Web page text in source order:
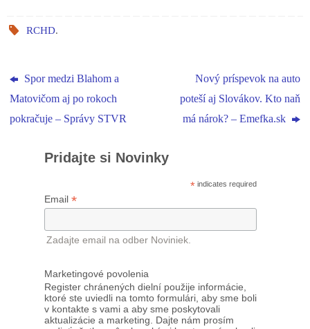
RCHD.
Spor medzi Blahom a
Matovičom aj po rokoch
pokračuje – Správy STVR
Nový príspevok na auto
poteší aj Slovákov. Kto naň
má nárok? – Emefka.sk
Pridajte si Novinky
* indicates required
Email *
Zadajte email na odber Noviniek.
Marketingové povolenia
Register chránených dielní použije informácie,
ktoré ste uviedli na tomto formulári, aby sme boli
v kontakte s vami a aby sme poskytovali
aktualizácie a marketing. Dajte nám prosím